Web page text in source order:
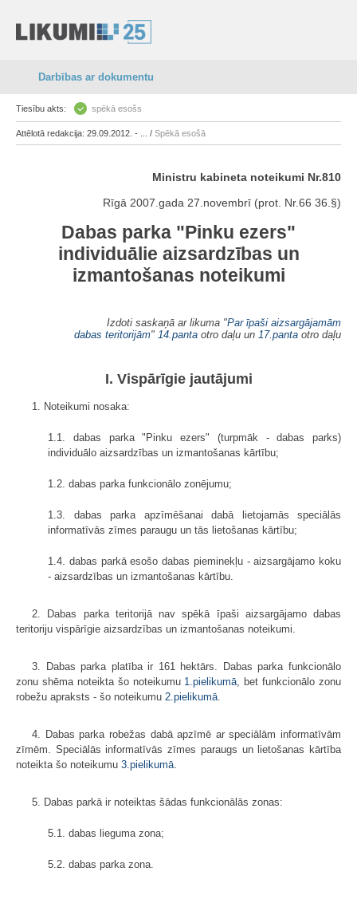
Darbības ar dokumentu
Tiesību akts: spēkā esošs
Attēlotā redakcija: 29.09.2012. - ... / Spēkā esošā
Ministru kabineta noteikumi Nr.810
Rīgā 2007.gada 27.novembrī (prot. Nr.66 36.§)
Dabas parka "Pinku ezers"
individuālie aizsardzības un
izmantošanas noteikumi
Izdoti saskaņā ar likuma "Par īpaši aizsargājamām
dabas teritorijām" 14.panta otro daļu un 17.panta otro daļu
I. Vispārīgie jautājumi
1. Noteikumi nosaka:
1.1. dabas parka "Pinku ezers" (turpmāk - dabas parks)
individuālo aizsardzības un izmantošanas kārtību;
1.2. dabas parka funkcionālo zonējumu;
1.3. dabas parka apzīmēšanai dabā lietojamās speciālās
informatīvās zīmes paraugu un tās lietošanas kārtību;
1.4. dabas parkā esošo dabas pieminekļu - aizsargājamo koku
- aizsardzības un izmantošanas kārtību.
2. Dabas parka teritorijā nav spēkā īpaši aizsargājamo dabas
teritoriju vispārīgie aizsardzības un izmantošanas noteikumi.
3. Dabas parka platība ir 161 hektārs. Dabas parka funkcionālo
zonu shēma noteikta šo noteikumu 1.pielikumā , bet funkcionālo zonu
robežu apraksts - šo noteikumu 2.pielikumā
4. Dabas parka robežas dabā apzīmē ar speciālām informatīvām
zīmēm. Speciālās informatīvās zīmes paraugs un lietošanas kārtība
noteikta šo noteikumu 3.pielikumā
5. Dabas parkā ir noteiktas šādas funkcionālās zonas:
5.1. dabas lieguma zona;
5.2. dabas parka zona.